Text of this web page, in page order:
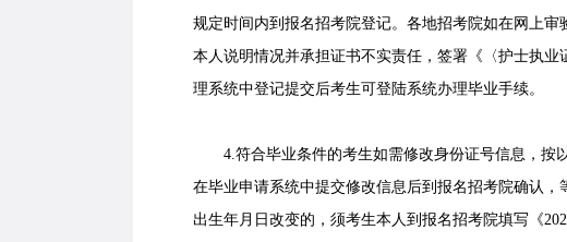
规定时间内到报名招考院登记。各地招考院如在网上
本人说明情况并承担证书不实责任，签署《〈护士执
理系统中登记提交后考生可登陆系统办理毕业手续。
4.符合毕业条件的考生如需修改身份证号信息，按
在毕业申请系统中提交修改信息后到报名招考院确认
出生年月日改变的，须考生本人到报名招考院填写《